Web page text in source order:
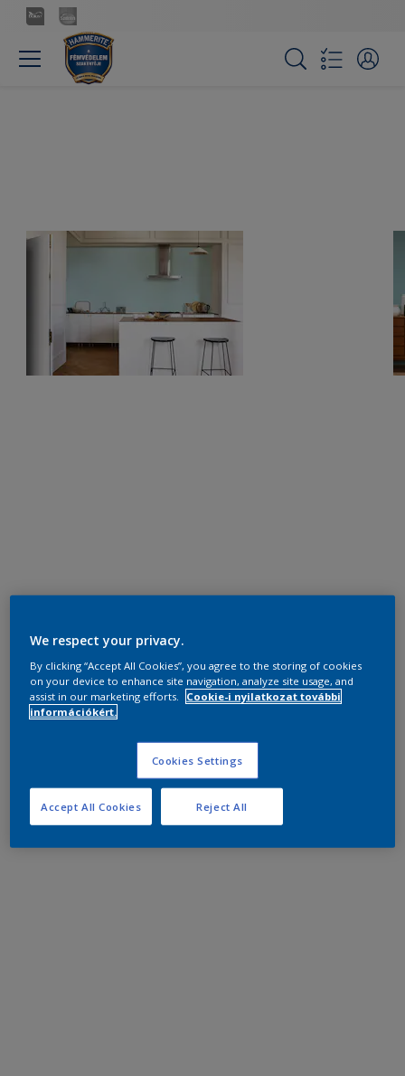
We respect your privacy.
By clicking “Accept All Cookies”, you agree to the storing of cookies
on your device to enhance site navigation, analyze site usage, and
assist in our marketing efforts.
Cookie-i nyilatkozat további
információkért.
Cookies Settings
Reject All
Accept All Cookies